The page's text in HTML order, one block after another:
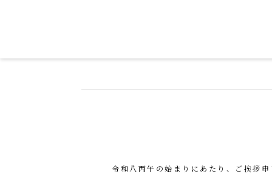
令和八丙午の始まりにあたり、ご挨拶申